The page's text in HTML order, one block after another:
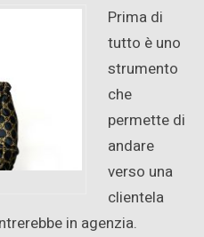
Prima di
tutto è uno
strumento
che
permette di
andare
verso una
clientela
in agenzia.